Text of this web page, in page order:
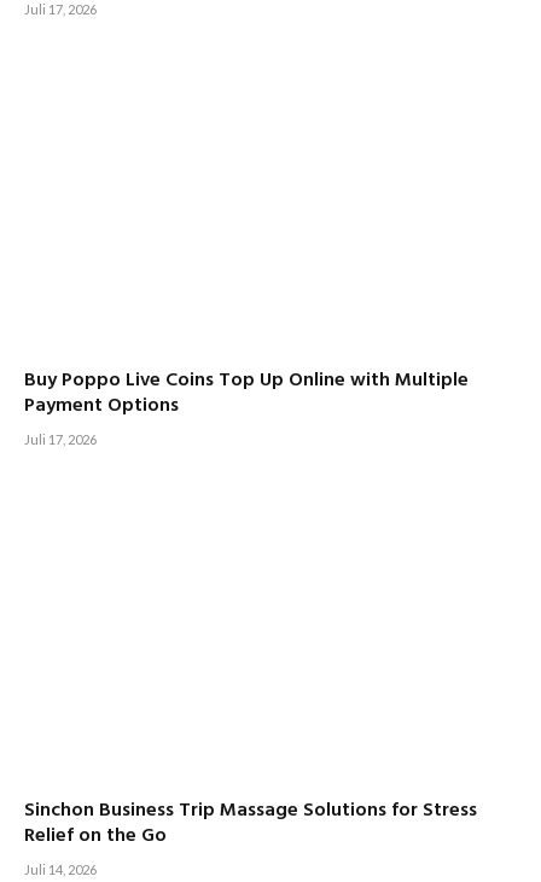
Juli 17, 2026
Buy Poppo Live Coins Top Up Online with Multiple
Payment Options
Juli 17, 2026
Sinchon Business Trip Massage Solutions for Stress
Relief on the Go
Juli 14, 2026